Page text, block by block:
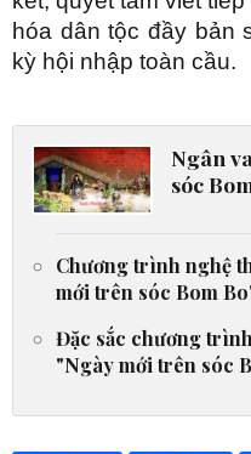
hóa dân tộc đầy bản
kỳ hội nhập toàn cầu.
Ngân
sóc
Chương trình nghệ
mới trên sóc Bom
Đặc sắc chương
"Ngày mới trên sóc